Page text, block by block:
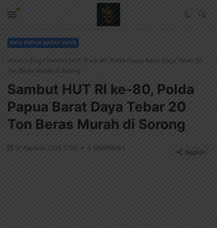
INFO PAPUA BARAT DAYA
Home » Blog » Sambut HUT RI ke-80, Polda Papua Barat Daya Tebar 20
Ton Beras Murah di Sorong
Sambut HUT RI ke-80, Polda
Papua Barat Daya Tebar 20
Ton Beras Murah di Sorong
10 Agustus, 2025 17:56 NABIRENET
Bagikan